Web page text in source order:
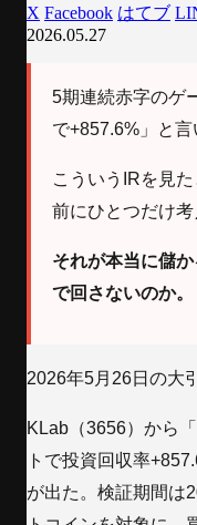
X Facebook はてブ
2026.05.27
5期連続赤字のゲ
で+857.6%」と言
こういうIRを見
前にひとつだけ考
それが本当に儲
で回さないのか。
2026年5月26日の大
KLab（3656）から
トで投資回収率
が出た。検証期間は